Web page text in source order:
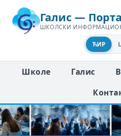
Галис —
ШКОЛСКИ
ЋИР
Школе Галис